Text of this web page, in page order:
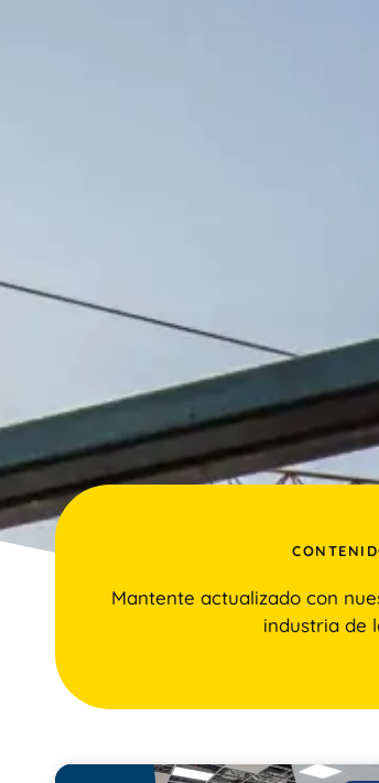
Mantente actualizado con
industria de